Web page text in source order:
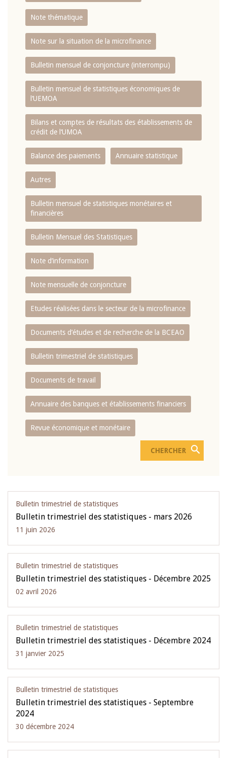
Note thématique
Note sur la situation de la microfinance
Bulletin mensuel de conjoncture (interrompu)
Bulletin mensuel de statistiques économiques de
l‘UEMOA
Bilans et comptes de résultats des établissements de
crédit de l‘UMOA
Balance des paiements Annuaire statistique
Autres
Bulletin mensuel de statistiques monétaires et
financières
Bulletin Mensuel des Statistiques
Note d’information
Note mensuelle de conjoncture
Etudes réalisées dans le secteur de la microfinance
Documents d’études et de recherche de la BCEAO
Bulletin trimestriel de statistiques
Documents de travail
Annuaire des banques et établissements financiers
Revue économique et monétaire
Bulletin trimestriel de statistiques
Bulletin trimestriel des statistiques - mars 2026
11 juin 2026
Bulletin trimestriel de statistiques
Bulletin trimestriel des statistiques - Décembre 2025
02 avril 2026
Bulletin trimestriel de statistiques
Bulletin trimestriel des statistiques - Décembre 2024
31 janvier 2025
Bulletin trimestriel de statistiques
Bulletin trimestriel des statistiques - Septembre
2024
30 décembre 2024